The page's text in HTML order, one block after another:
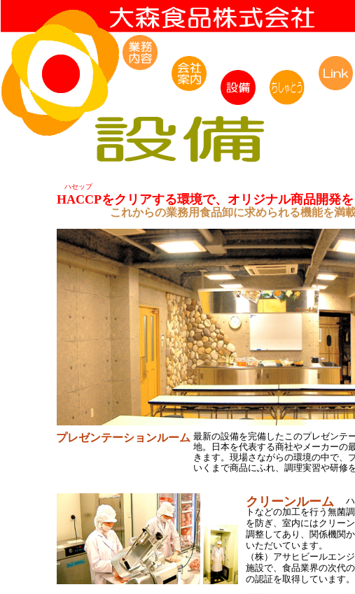
ハセップ
これからの業務用食品卸に求められる機能を満
HACCPをクリアする環境で、オリジナル商品開発を
プレゼンテーションルーム 最新の設備を完備したこのプレゼンテ
地。日本を代表する商社やメーカーの
きます。現場さながらの環境の中で、
いくまで商品にふれ、調理実習や研修
クリーンルーム
ハムのスライス
トなどの加工を行う無菌
を防ぎ、室内にはクリー
調整してあり、関係機関
いただいています。
（株）アサヒビールエン
施設で、食品業界の次代
の認証を取得しています。